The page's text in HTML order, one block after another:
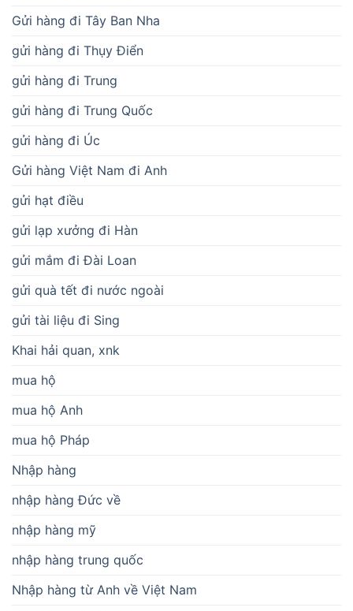
Gửi hàng đi Tây Ban Nha
gửi hàng đi Thụy Điển
gửi hàng đi Trung
gửi hàng đi Trung Quốc
gửi hàng đi Úc
Gửi hàng Việt Nam đi Anh
gửi hạt điều
gửi lạp xưởng đi Hàn
gửi mắm đi Đài Loan
gửi quà tết đi nước ngoài
gửi tài liệu đi Sing
Khai hải quan, xnk
mua hộ
mua hộ Anh
mua hộ Pháp
Nhập hàng
nhập hàng Đức về
nhập hàng mỹ
nhập hàng trung quốc
Nhập hàng từ Anh về Việt Nam